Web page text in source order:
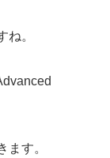
ね。
ます。